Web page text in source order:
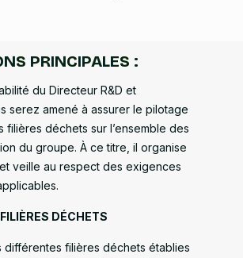
PRINCIPALES :
du Directeur R&D et
serez amené à assurer le pilotage
filières déchets sur l’ensemble des
du groupe. À ce titre, il organise
veille au respect des exigences
DÉCHETS
différentes filières déchets établies